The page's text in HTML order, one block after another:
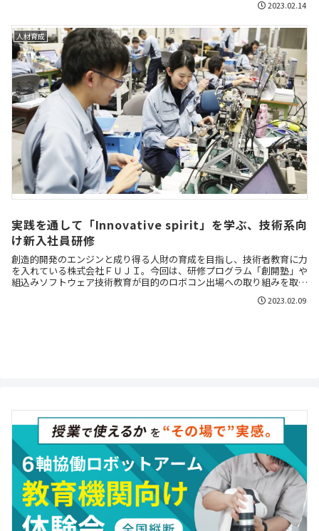
2023.02.14
人材育成
実践を通して「Innovative spirit」を学ぶ、技術系向
け新入社員研修
創造的開発のエンジンと成り得る人財の育成を目指し、技術者教育に力
を入れている株式会社ＦＵＪＩ。今回は、研修プログラム「創開塾」や
組込みソフトウェア技術教育が目的のロボコン出場への取り組みを取材
2023.02.09